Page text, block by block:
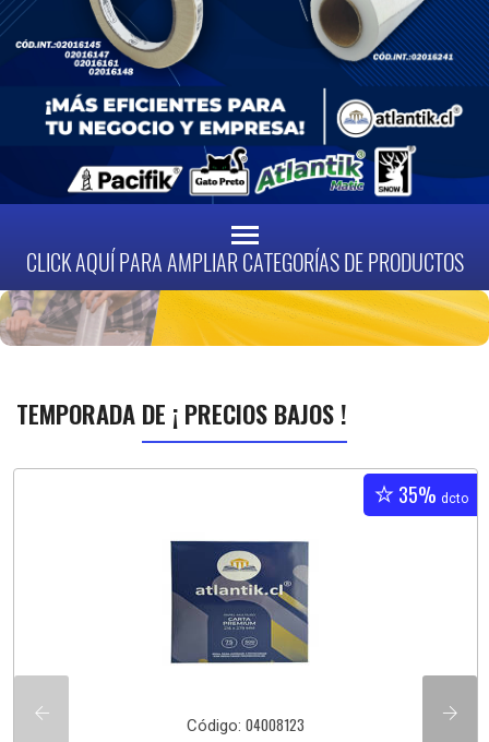
CLICK AQUÍ PARA AMPLIAR CATEGORÍAS DE PRODUCTOS
TEMPORADA DE ¡ PRECIOS BAJOS !
35% dcto
Código: 04008123